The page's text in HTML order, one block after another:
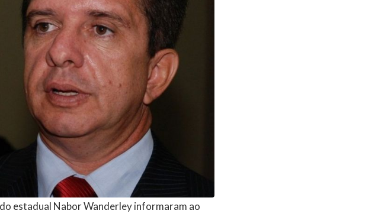
estadual Nabor Wanderley informaram ao